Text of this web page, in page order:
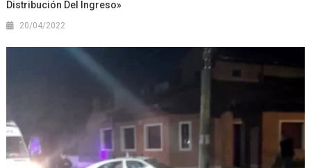
Distribución Del Ingreso»
20/04/2022